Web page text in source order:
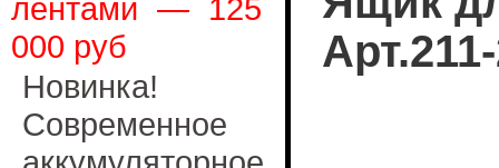
лентами — 125
000 руб
Новинка!
Современное